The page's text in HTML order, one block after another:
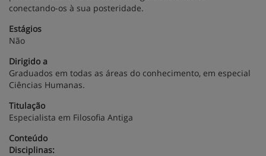
conectando-os à sua posteridade.
Estágios
Não
Dirigido a
Graduados em todas as áreas do conhecimento, em especial
Ciências Humanas.
Titulação
Especialista em Filosofia Antiga
Conteúdo
Disciplinas: